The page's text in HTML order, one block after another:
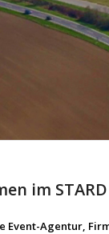
im
Event-Agentur,